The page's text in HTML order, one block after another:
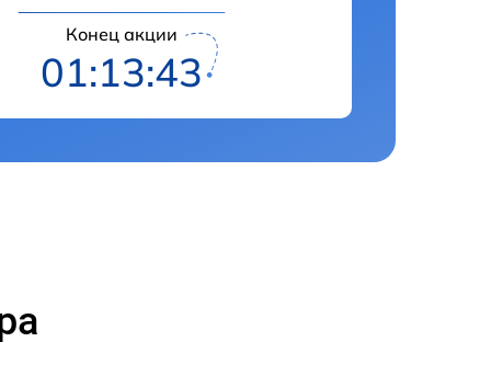
Конец акции
01:13:42